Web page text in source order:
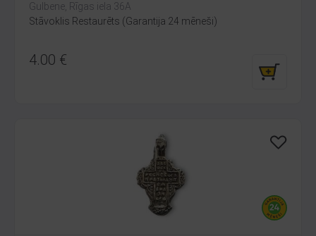
Gulbene, Rīgas iela 36A
Stāvoklis Restaurēts (Garantija 24 mēneši)
4.00 €